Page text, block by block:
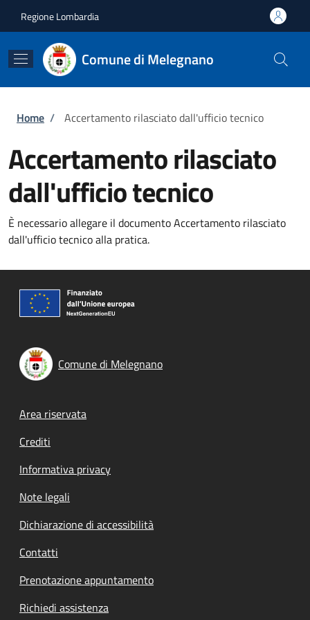
Regione Lombardia
Comune di Melegnano
Briciole di pane
Home / Accertamento rilasciato dall'ufficio tecnico
Accertamento rilasciato
dall'ufficio tecnico
È necessario allegare il documento Accertamento rilasciato
dall'ufficio tecnico alla pratica.
Comune di Melegnano
Footer menu
Area riservata
Crediti
Informativa privacy
Note legali
Dichiarazione di accessibilità
Contatti
Prenotazione appuntamento
Richiedi assistenza